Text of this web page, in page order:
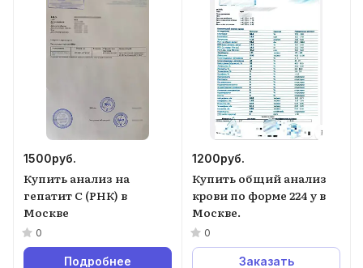
1500руб.
Купить анализ на
гепатит С (РНК) в
Москве
0
Подробнее
1200руб.
Купить общий анализ
крови по форме 224 у в
Москве.
0
Заказать